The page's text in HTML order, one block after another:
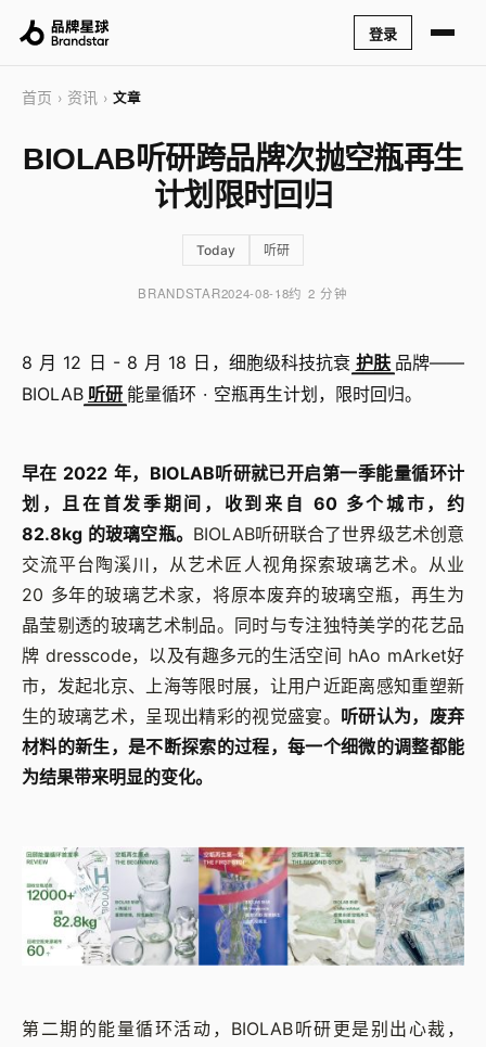
登录
首页 › 资讯 › 文章
BIOLAB听研跨品牌次抛空瓶再生
计划限时回归
Today 听研
BRANDSTAR2024-08-18约 2 分钟
8 月 12 日 - 8 月 18 日，细胞级科技抗衰 护肤 品牌——
BIOLAB 听研 能量循环 · 空瓶再生计划，限时回归。
早在 2022 年，BIOLAB听研就已开启第一季能量循环计
划，且在首发季期间，收到来自 60 多个城市，约
82.8kg 的玻璃空瓶。 BIOLAB听研联合了世界级艺术创意
交流平台陶溪川，从艺术匠人视角探索玻璃艺术。从业
20 多年的玻璃艺术家，将原本废弃的玻璃空瓶，再生为
晶莹剔透的玻璃艺术制品。同时与专注独特美学的花艺品
牌 dresscode，以及有趣多元的生活空间 hAo mArket好
市，发起北京、上海等限时展，让用户近距离感知重塑新
生的玻璃艺术，呈现出精彩的视觉盛宴。 听研认为，废弃
材料的新生，是不断探索的过程，每一个细微的调整都能
为结果带来明显的变化。
第二期的能量循环活动，BIOLAB听研更是别出心裁，